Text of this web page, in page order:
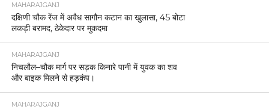
MAHARAJGANJ
दक्षिणी चौक रेंज में अवैध सागौन कटान का खुलासा, 45 बोटा
लकड़ी बरामद, ठेकेदार पर मुकदमा
MAHARAJGANJ
निचलौल–चौक मार्ग पर सड़क किनारे पानी में युवक का शव
और बाइक मिलने से हड़कंप।
MAHARAJGANJ